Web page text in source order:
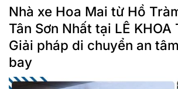
Nhà xe Hoa Mai từ Hồ
Tân Sơn Nhất tại LÊ KHOA
Giải pháp di chuyển an
bay